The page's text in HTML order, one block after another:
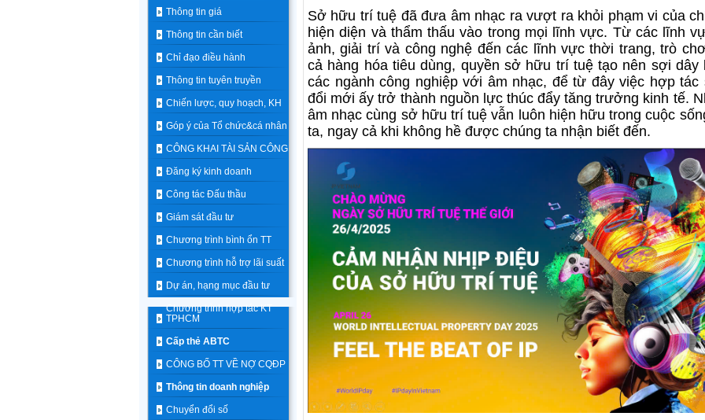
Thông tin giá
Thông tin cần biết
Chỉ đạo điều hành
Thông tin tuyên truyền
Chiến lược, quy hoạch, KH
Góp ý của Tổ chức&cá nhân
CÔNG KHAI TÀI SẢN CÔNG
Đăng ký kinh doanh
Công tác Đấu thầu
Giám sát đầu tư
Chương trình bình ổn TT
Chương trình hỗ trợ lãi suất
Dự án, hạng mục đầu tư
Chương trình hợp tác KT
TPHCM
Cấp thẻ ABTC
CÔNG BỐ TT VỀ NỢ CQĐP
Thông tin doanh nghiệp
Chuyển đổi số
Sở hữu trí tuệ đã đưa âm nhạc ra vượt ra khỏi phạm vi của
hiện diện và thẩm thấu vào trong mọi lĩnh vực. Từ các lĩnh
ảnh, giải trí và công nghệ đến các lĩnh vực thời trang, trò
cả hàng hóa tiêu dùng, quyền sở hữu trí tuệ tạo nên sợi dây
các ngành công nghiệp với âm nhạc, để từ đây việc hợp tác
đổi mới ấy trở thành nguồn lực thúc đẩy tăng trưởng kinh tế.
âm nhạc cùng sở hữu trí tuệ vẫn luôn hiện hữu trong cuộc
ta, ngay cả khi không hề được chúng ta nhận biết đến.